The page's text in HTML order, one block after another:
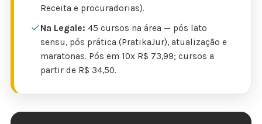
Receita e procuradorias).
Na Legale: 45 cursos na área — pós lato
sensu, pós prática (PratikaJur), atualização e
maratonas. Pós em 10x R$ 73,99; cursos a
partir de R$ 34,50.